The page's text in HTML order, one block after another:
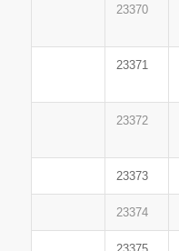
23370
23371
23372
23373
23374